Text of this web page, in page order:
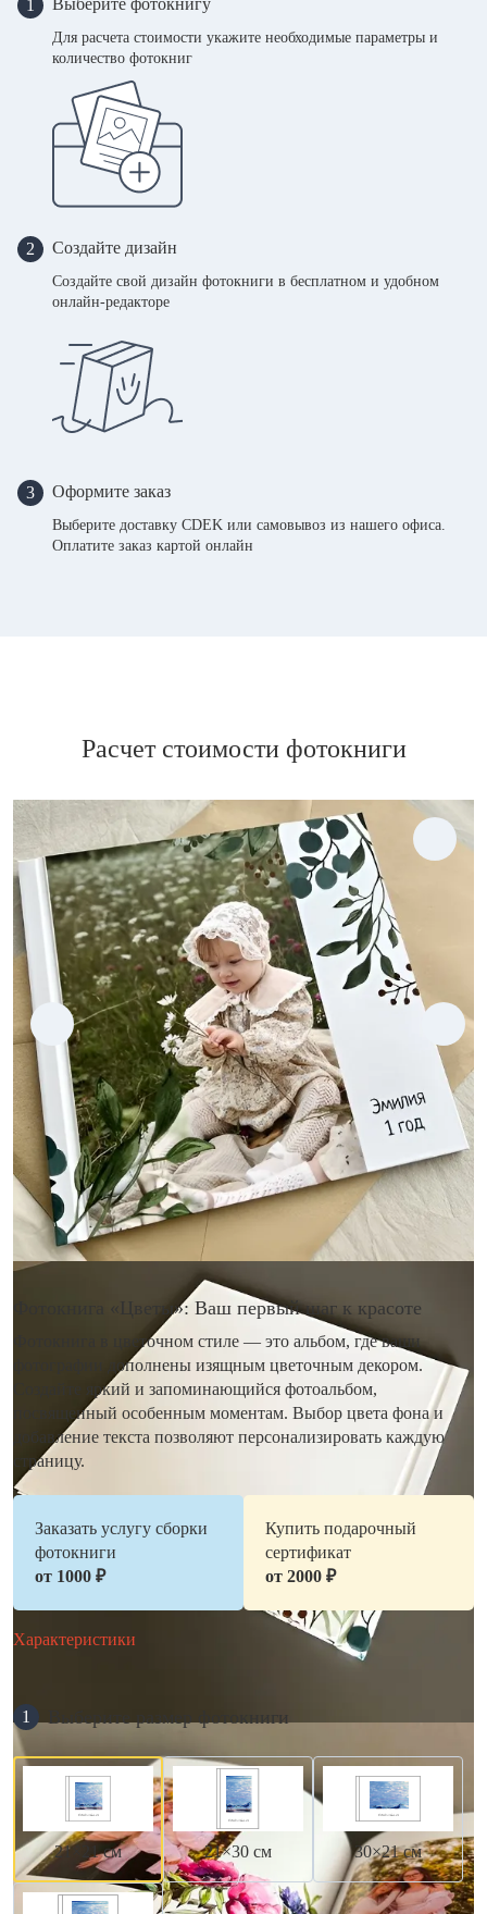
1 Выберите фотокнигу
Для расчета стоимости укажите необходимые параметры и
количество фотокниг
2 Создайте дизайн
Создайте свой дизайн фотокниги в бесплатном и удобном
онлайн-редакторе
3 Оформите заказ
Выберите доставку CDEK или самовывоз из нашего офиса.
Оплатите заказ картой онлайн
Расчет стоимости фотокниги
Фотокнига «Цветы»: Ваш первый шаг к красоте
Фотокнига в цветочном стиле — это альбом, где ваши
фотографии дополнены изящным цветочным декором.
Создайте яркий и запоминающийся фотоальбом,
посвященный особенным моментам. Выбор цвета фона и
добавление текста позволяют персонализировать каждую
страницу.
Заказать услугу сборки
фотокниги
от 1000 ₽
Купить подарочный
сертификат
от 2000 ₽
Характеристики
1 Выберите размер фотокниги
21×21 см 21×30 см 30×21 см